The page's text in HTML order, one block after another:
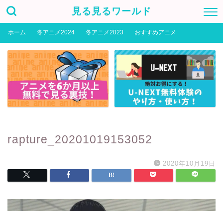
見る見るワールド
ホーム 冬アニメ2024 冬アニメ2023 おすすめアニメ
rapture_20201019153052
2020年10月19日